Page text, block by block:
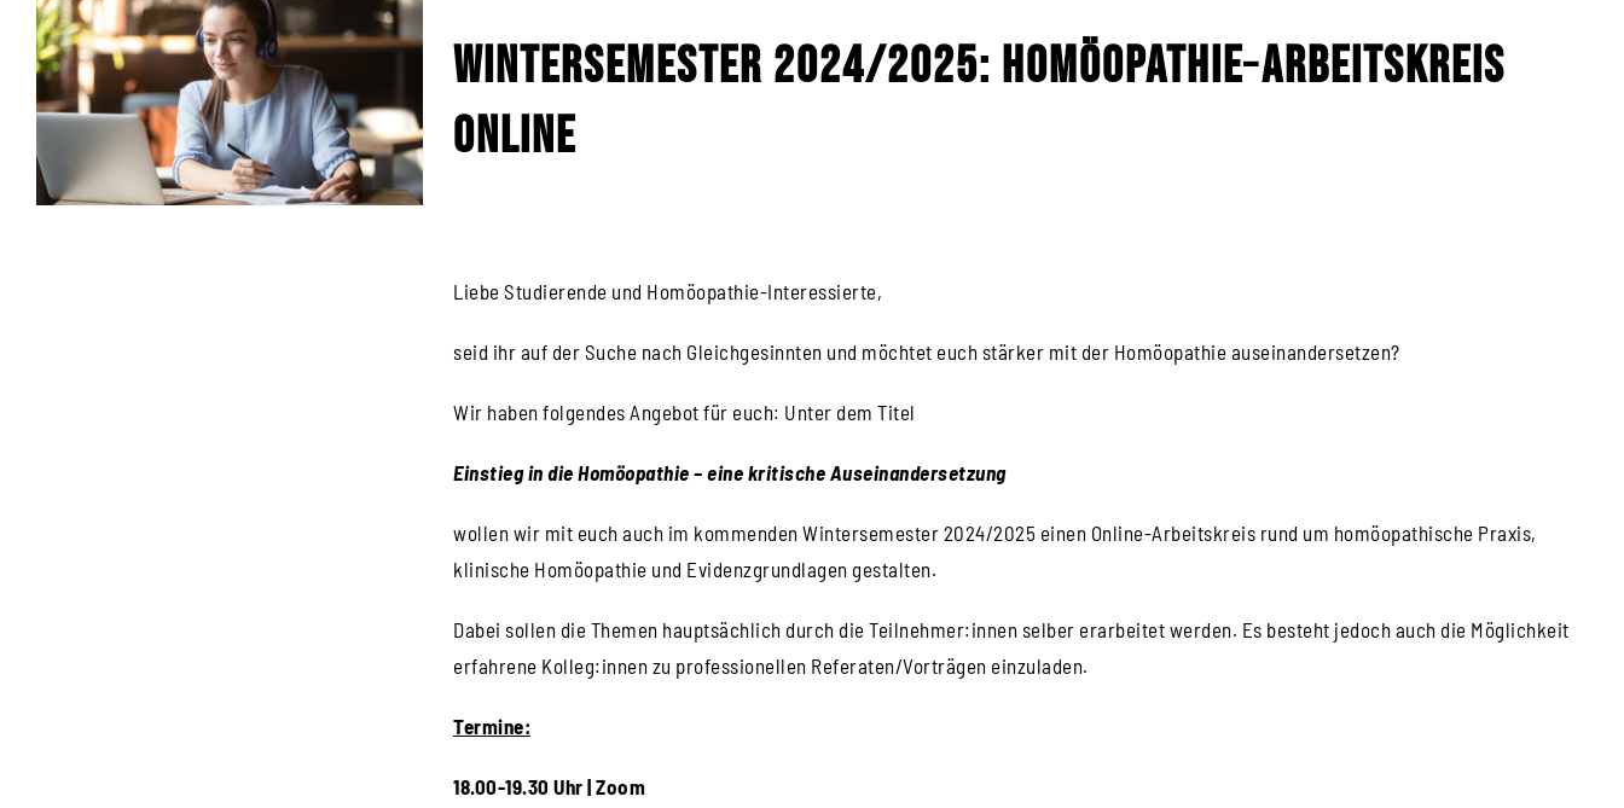
Wintersemester 2024/2025: Homöopathie–Arbeitskreis
online
Liebe Studierende und Homöopathie-Interessierte,
seid ihr auf der Suche nach Gleichgesinnten und möchtet euch stärker mit der Homöopathie auseinandersetzen?
Wir haben folgendes Angebot für euch: Unter dem Titel
Einstieg in die Homöopathie – eine kritische Auseinandersetzung
wollen wir mit euch auch im kommenden Wintersemester 2024/2025 einen Online-Arbeitskreis rund um homöopathische Praxis,
klinische Homöopathie und Evidenzgrundlagen gestalten.
Dabei sollen die Themen hauptsächlich durch die Teilnehmer:innen selber erarbeitet werden. Es besteht jedoch auch die Möglichkeit
erfahrene Kolleg:innen zu professionellen Referaten/Vorträgen einzuladen.
Termine:
18.00-19.30 Uhr | Zoom